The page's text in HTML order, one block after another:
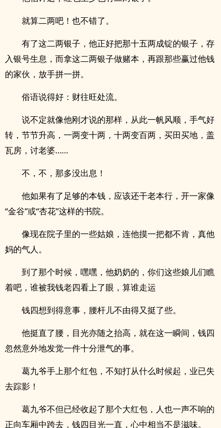
就算二两吧！也不错了。
有了这二两银子，他正好把那十五两成锭的银子，存
入银号生息，而拿这二两银子做赌本，再跟那些赢过他钱
的家伙，放手拼一拼。
俗语说得好：财往旺处流。
说不定就像他刚才说的那样，从此一帆风顺，手气好
转，节节升高，一两变十两，十两变百两，买田买地，盖
瓦房，讨老婆……
不，不，那多没出息！
他如果有了足够的本钱，应该还干老本行，开一家像
“金谷”或“杏花”这样的书院。
像现在院子里的一些姑娘，连他摸一把都不肯，真他
妈的气人。
到了那个时候，嘿嘿，他奶奶的，你们这些娘儿们瞧
着吧，谁被我钱老四看上了眼，算谁走运
钱四想到得意事，腰杆儿不由得又挺了些。
他挺直了腰，目光亦随之抬高，就在这一瞬间，钱四
忽然意外地发觉一件十分泄气的事。
葛九爷手上那个红包，不知打从什么时候起，业已失
去踪影！
葛九爷不但已经收起了那个大红包，人也一声不响的
正向车厢中跨去，钱四目光一直，心中相当不是滋味。